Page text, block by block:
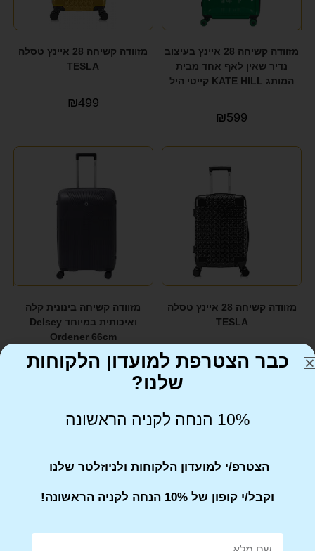
מזוודה קשיחה 28 איינץ בעיצוב
נדיר שאין לאף אחד מבית
המותג KATE HILL קייטי היל
₪599
מזוודה קשיחה 28 איינץ טסלה
TESLA
₪499
מזוודה קשיחה 28 איינץ טסלה
TESLA
₪499
מזוודה קשיחה בינונית קלה
ואיכותית במיוחד Delsey
Ordener 66cm
₪ 549
כבר הצטרפת למועדון הלקוחות
שלנו?
10% הנחה לקניה הראשונה
הצטרפ/י למועדון הלקוחות ולניוזלטר שלנו
וקבל/י קופון של 10% הנחה לקניה הראשונה!